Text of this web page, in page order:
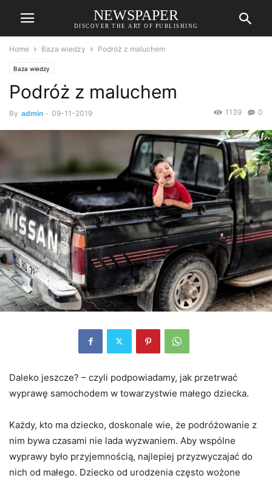
NEWSPAPER
DISCOVER THE ART OF PUBLISHING
Home Baza wiedzy Podróż z maluchem
Baza wiedzy
Podróż z maluchem
By admin - 09-11-2019 0
1139
Daleko jeszcze? – czyli podpowiadamy, jak przetrwać
wyprawę samochodem w towarzystwie małego dziecka.
Każdy, kto ma dziecko, doskonale wie, że podróżowanie z
nim bywa czasami nie lada wyzwaniem. Aby wspólne
wyprawy było przyjemnością, najlepiej przyzwyczajać do
nich od małego. Dziecko od urodzenia często wożone